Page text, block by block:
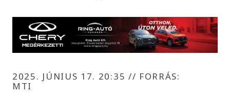
2025. JÚNIUS 17. 20:35 // FORRÁS:
MTI